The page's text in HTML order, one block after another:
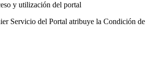
y utilización del portal
Servicio del Portal atribuye la Condición de